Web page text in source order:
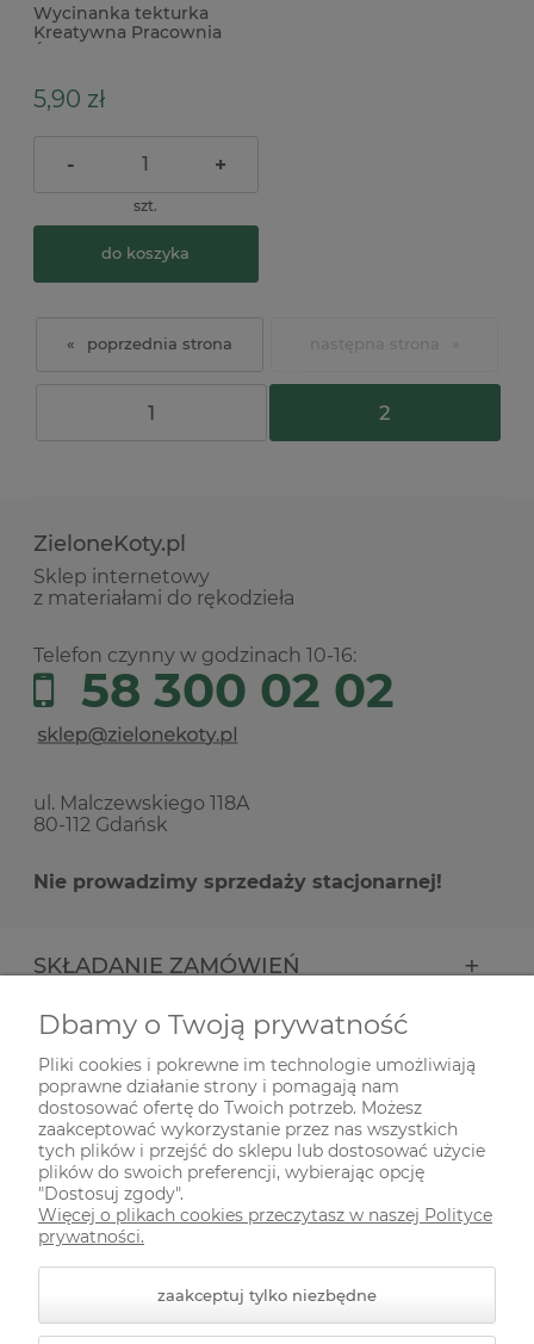
Wycinanka tekturka
Kreatywna Pracownia
Ślub Dekoracja para
5,90 zł
- +
szt.
do koszyka
«
1 2
ZieloneKoty.pl
Sklep internetowy
z materiałami do rękodzieła
Telefon czynny w godzinach 10-16:
58 300 02 02
ul. Malczewskiego 118A
80-112 Gdańsk
Nie prowadzimy sprzedaży stacjonarnej!
SKŁADANIE ZAMÓWIEŃ
INFORMACJE
ODWIEDŹ NAS NA
Dbamy o Twoją prywatność
Pliki cookies i pokrewne im technologie umożliwiają
poprawne działanie strony i pomagają nam
dostosować ofertę do Twoich potrzeb. Możesz
zaakceptować wykorzystanie przez nas wszystkich
tych plików i przejść do sklepu lub dostosować użycie
plików do swoich preferencji, wybierając opcję
"Dostosuj zgody".
Więcej o plikach cookies przeczytasz w naszej Polityce
prywatności.
zaakceptuj tylko niezbędne